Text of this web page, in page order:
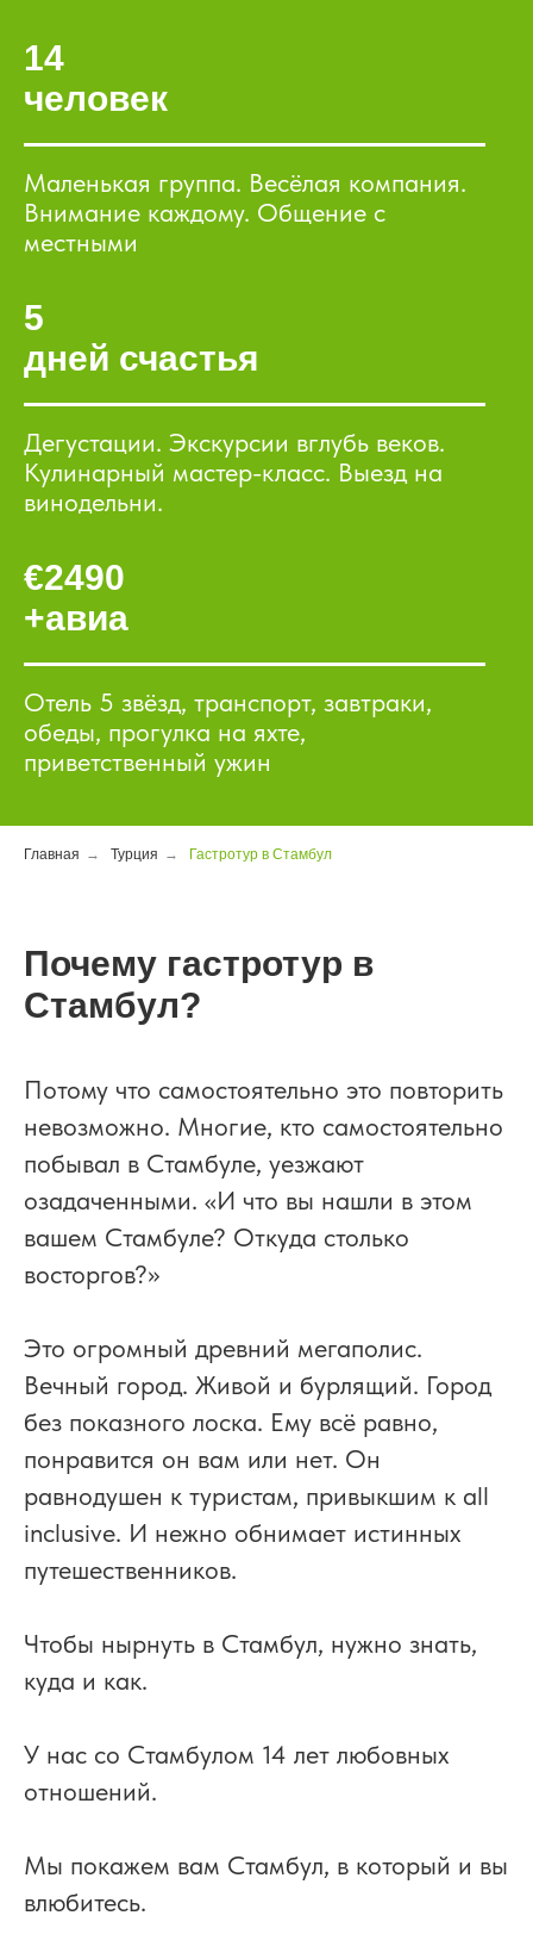
14
человек
Маленькая группа. Весёлая компания.
Внимание каждому. Общение с
местными
5
дней счастья
Дегустации. Экскурсии вглубь веков.
Кулинарный мастер-класс. Выезд на
винодельни.
€2490
+авиа
Отель 5 звёзд, транспорт, завтраки,
обеды, прогулка на яхте,
приветственный ужин
Главная → Турция → Гастротур в Стамбул
Почему гастротур в
Стамбул?
Потому что самостоятельно это повторить
невозможно. Многие, кто самостоятельно
побывал в Стамбуле, уезжают
озадаченными. «И что вы нашли в этом
вашем Стамбуле? Откуда столько
восторгов?»
Это огромный древний мегаполис.
Вечный город. Живой и бурлящий. Город
без показного лоска. Ему всё равно,
понравится он вам или нет. Он
равнодушен к туристам, привыкшим к all
inclusive. И нежно обнимает истинных
путешественников.
Чтобы нырнуть в Стамбул, нужно знать,
куда и как.
У нас со Стамбулом 14 лет любовных
отношений.
Мы покажем вам Стамбул, в который и вы
влюбитесь.